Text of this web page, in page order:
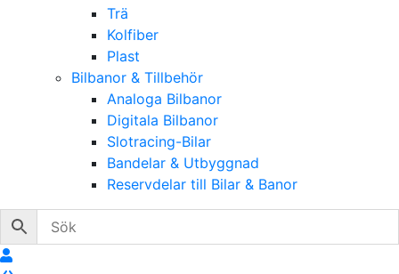
Trä
Kolfiber
Plast
Bilbanor & Tillbehör
Analoga Bilbanor
Digitala Bilbanor
Slotracing-Bilar
Bandelar & Utbyggnad
Reservdelar till Bilar & Banor